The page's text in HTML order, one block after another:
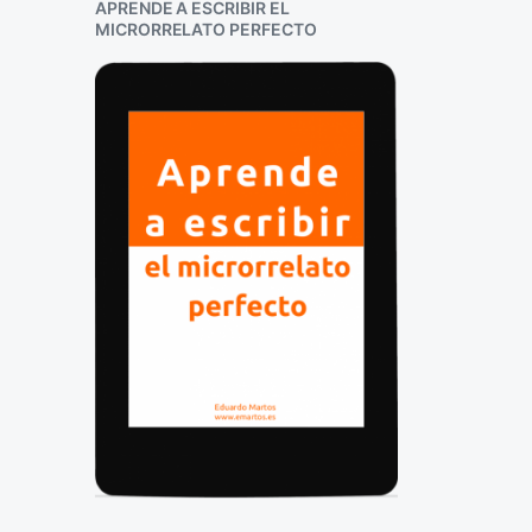
APRENDE A ESCRIBIR EL
MICRORRELATO PERFECTO